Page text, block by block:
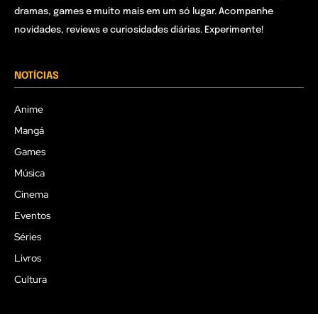
dramas, games e muito mais em um só lugar. Acompanhe
novidades, reviews e curiosidades diárias. Experimente!
NOTÍCIAS
Anime
Mangá
Games
Música
Cinema
Eventos
Séries
Livros
Cultura